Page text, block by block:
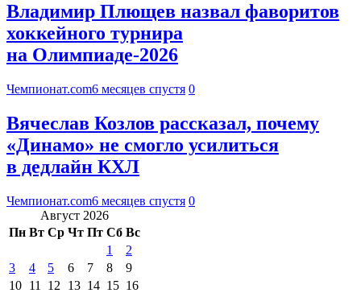
Владимир Плющев назвал фаворитов
хоккейного турнира
на Олимпиаде-2026
Чемпионат.com6 месяцев спустя 0
Вячеслав Козлов рассказал, почему
«Динамо» не смогло усилиться
в дедлайн КХЛ
Чемпионат.com6 месяцев спустя 0
Август 2026
Пн Вт Ср Чт Пт Сб Вс
1
2
3
4 5 6 7 8
9
10 11 12 13 14 15 16